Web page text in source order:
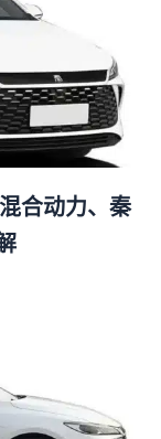
合动力、秦